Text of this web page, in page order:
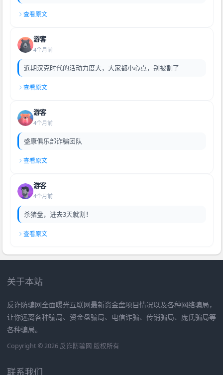
查看原文
游客
4个月前
近期汉克时代的活动力度大，大家都小心点，别被割了
查看原文
游客
4个月前
盛康俱乐部诈骗团队
查看原文
游客
4个月前
杀猪盘，进去3天就割！
查看原文
关于本站
反诈防骗网全面曝光互联网最新资金盘项目情况以及各种网络骗局，
让你远离各种骗局、资金盘骗局、电信诈骗、传销骗局、庞氏骗局等
各种骗局。
Copyright © 2026 反诈防骗网 版权所有
联系我们